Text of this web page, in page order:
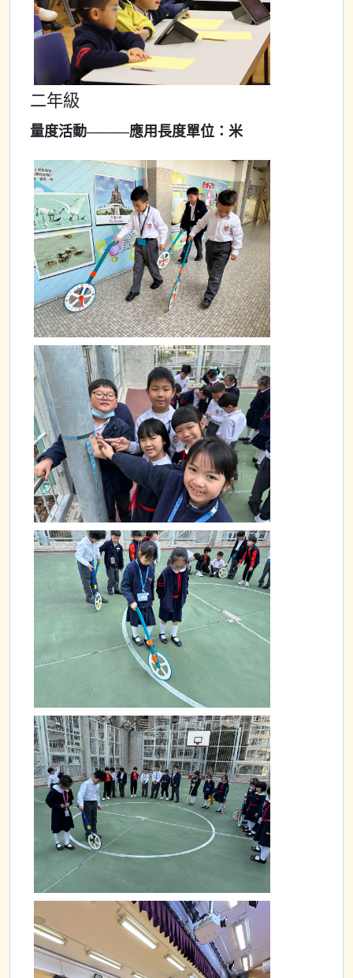
二年級
量度活動———應用長度單位：米